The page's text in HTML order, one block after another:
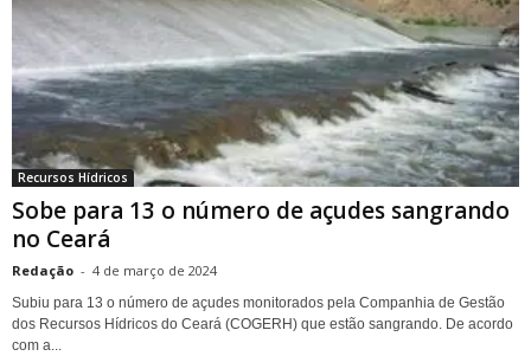
Recursos Hídricos
Sobe para 13 o número de açudes sangrando
no Ceará
Redação - 4 de março de 2024
Subiu para 13 o número de açudes monitorados pela Companhia de Gestão
dos Recursos Hídricos do Ceará (COGERH) que estão sangrando. De acordo
com a...